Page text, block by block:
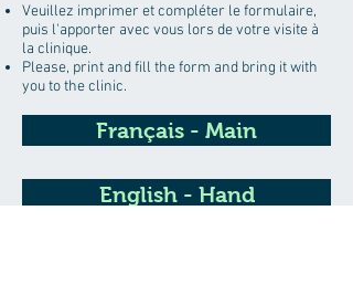
Veuillez imprimer et compléter le formulaire,
puis l'apporter avec vous lors de votre visite à
la clinique.
Please, print and fill the form and bring it with
you to the clinic.
Français - Main
English - Hand